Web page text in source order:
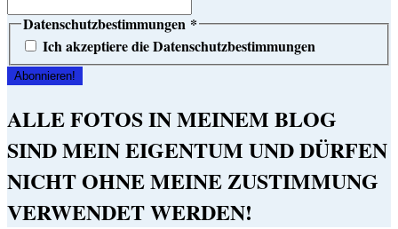
Datenschutzbestimmungen *
Ich akzeptiere die Datenschutzbestimmungen
ALLE FOTOS IN MEINEM BLOG
SIND MEIN EIGENTUM UND DÜRFEN
NICHT OHNE MEINE ZUSTIMMUNG
VERWENDET WERDEN!